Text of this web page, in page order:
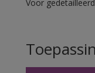
Voor